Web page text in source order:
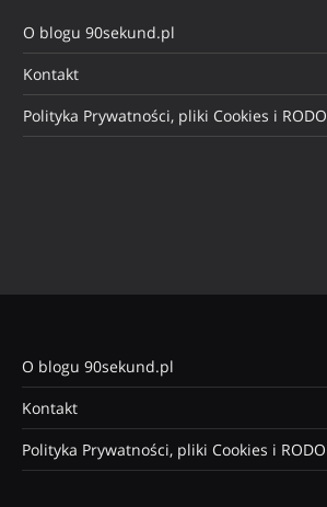
O blogu 90sekund.pl
Kontakt
Polityka Prywatności, pliki Cookies i RODO
O blogu 90sekund.pl
Kontakt
Polityka Prywatności, pliki Cookies i RODO